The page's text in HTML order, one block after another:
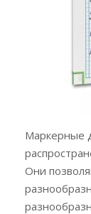
Маркерные
Они